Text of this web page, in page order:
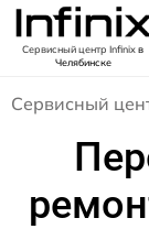
Сервисный центр Infinixв
Челябинске
Сервисный